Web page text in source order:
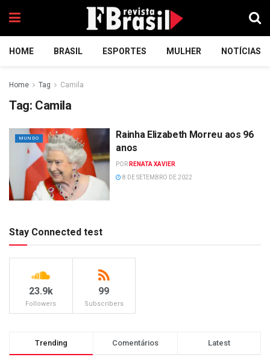
HOME BRASIL ESPORTES MULHER NOTÍCIAS
Home Tag Camila
Tag: Camila
MUNDO
Rainha Elizabeth Morreu aos 96
anos
POR RENATA XAVIER
8 DE SETEMBRO DE 2022
Stay Connected test
23.9k
Followers
99
Subscribers
Trending Comentários Latest